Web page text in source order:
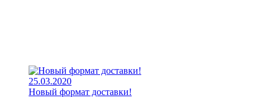
25.03.2020
Новый формат доставки!